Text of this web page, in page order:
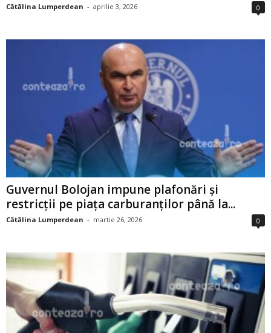
Cătălina Lumperdean - aprilie 3, 2026 0
Guvernul Bolojan impune plafonări și
restricții pe piața carburanților până la...
Cătălina Lumperdean - martie 26, 2026 0